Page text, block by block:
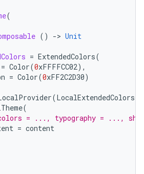
(
() -> Unit
= ExtendedColors(
= Color(0xFFFFCC02),
= Color(0xFF2C2D30)
(LocalExtendedColors
(
= ..., typography = ...,
= content